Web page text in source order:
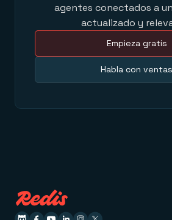
agentes conectados a
actualizado y
Empieza gratis
Habla con ventas